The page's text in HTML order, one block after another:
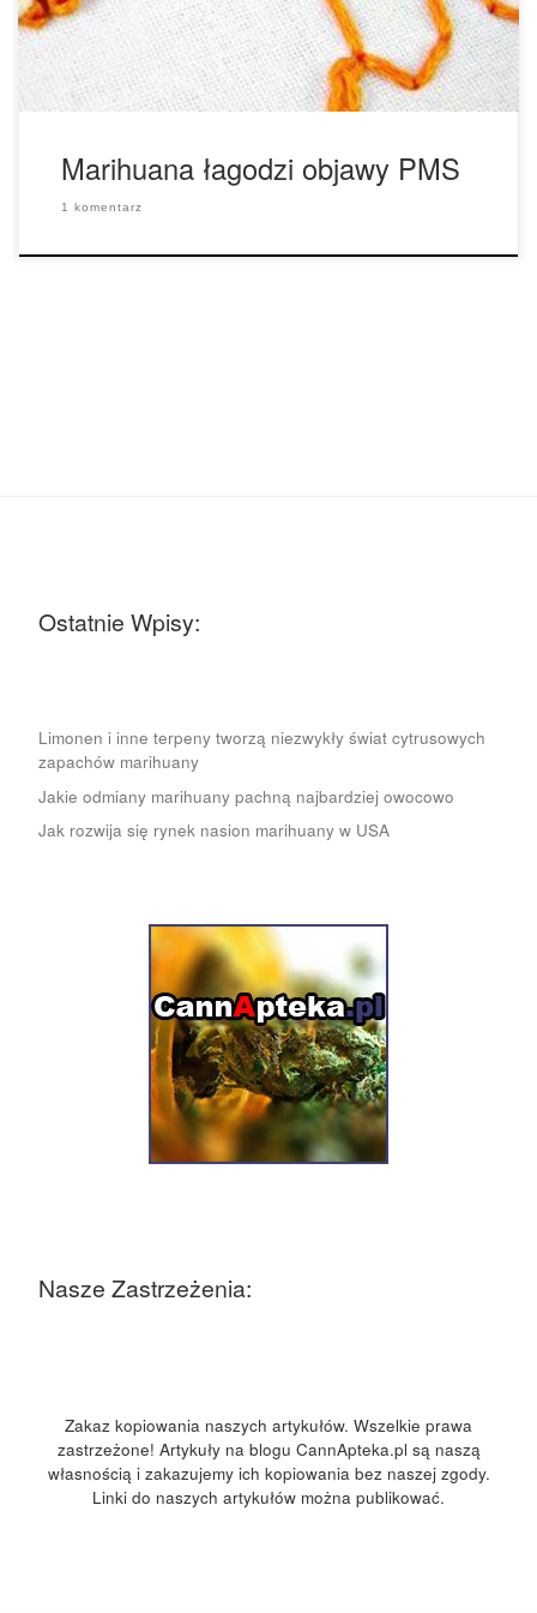
szczęście, badania przedkliniczne […]
Marihuana łagodzi objawy PMS
1 komentarz
Ostatnie Wpisy:
Limonen i inne terpeny tworzą niezwykły świat cytrusowych
zapachów marihuany
Jakie odmiany marihuany pachną najbardziej owocowo
Jak rozwija się rynek nasion marihuany w USA
Nasze Zastrzeżenia:
Zakaz kopiowania naszych artykułów. Wszelkie prawa
zastrzeżone! Artykuły na blogu CannApteka.pl są naszą
własnością i zakazujemy ich kopiowania bez naszej zgody.
Linki do naszych artykułów można publikować.